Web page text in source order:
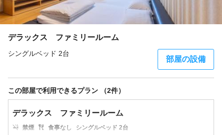
デラックス ファミリールーム
シングルベッド 2台
部屋の設備
この部屋で利用できるプラン （2件）
デラックス ファミリールーム
禁煙 食事なし
シングルベッド 2台